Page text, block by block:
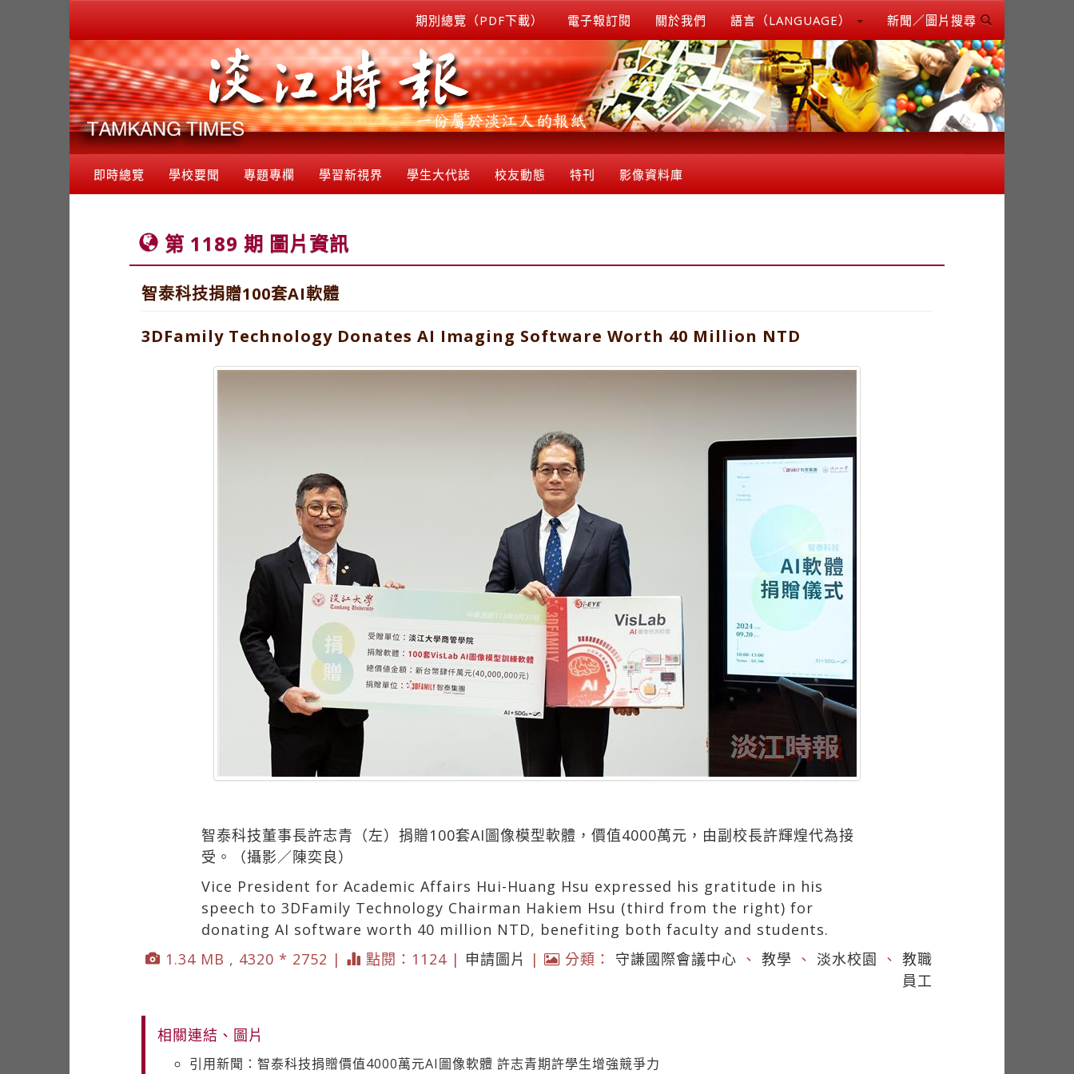
期別總覽（PDF下載） 電子報訂閱 關於我們 語言（LANGUAGE） 新聞／圖片搜尋
即時總覽 學校要聞 專題專欄 學習新視界 學生大代誌 校友動態 特刊 影像資料庫
第 1189 期 圖片資訊
智泰科技捐贈100套AI軟體
3DFamily Technology Donates AI Imaging Software Worth 40 Million NTD
智泰科技董事長許志青（左）捐贈100套AI圖像模型軟體，價值4000萬元，由副校長許輝煌代為接
受。（攝影／陳奕良）
Vice President for Academic Affairs Hui-Huang Hsu expressed his gratitude in his
speech to 3DFamily Technology Chairman Hakiem Hsu (third from the right) for
donating AI software worth 40 million NTD, benefiting both faculty and students.
1.34 MB , 4320 * 2752 |
點閱：1124 | 申請圖片 | 分類： 守謙國際會議中心 、 教學 、 淡水校園 、 教職
員工
相關連結、圖片
引用新聞：智泰科技捐贈價值4000萬元AI圖像軟體 許志青期許學生增強競爭力